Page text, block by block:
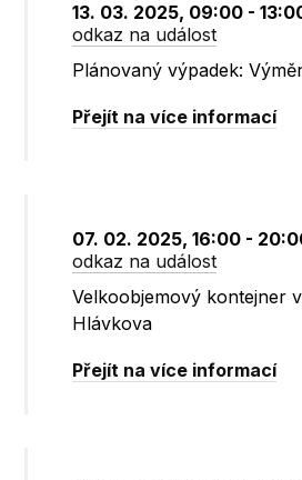
13. 03. 2025, 09:00 -
odkaz na událost
Plánovaný výpadek:
Přejít na více informací
07. 02. 2025, 16:00 -
odkaz na událost
Velkoobjemový kontejner
Hlávkova
Přejít na více informací